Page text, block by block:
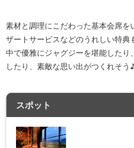
素材と調理にこだわった基本会席を
ザートサービスなどのうれしい特典
中で優雅にジャグジーを堪能したり
したり、素敵な思い出がつくれそう
スポット